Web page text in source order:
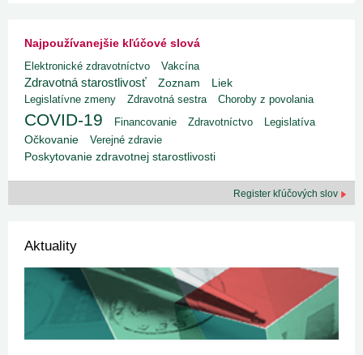
Najpoužívanejšie kľúčové slová
Elektronické zdravotníctvo Vakcína
Zdravotná starostlivosť Zoznam Liek
Legislatívne zmeny Zdravotná sestra Choroby z povolania
COVID-19 Financovanie Zdravotníctvo
Legislatíva
Očkovanie
Verejné zdravie
Poskytovanie zdravotnej starostlivosti
Register kľúčových slov
Aktuality